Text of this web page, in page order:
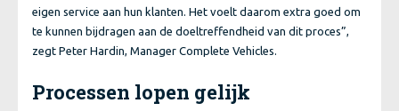
eigen service aan hun klanten. Het voelt daarom extra goed om
te kunnen bijdragen aan de doeltreffendheid van dit proces”,
zegt Peter Hardin, Manager Complete Vehicles.
Processen lopen gelijk